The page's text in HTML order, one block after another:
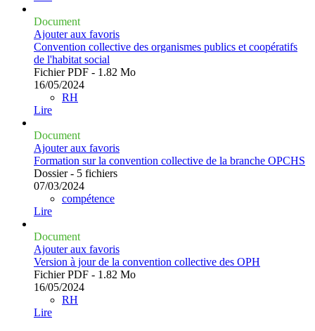
Document
Ajouter aux favoris
Convention collective des organismes publics et coopératifs
de l'habitat social
Fichier PDF - 1.82 Mo
16/05/2024
RH
Lire
Document
Ajouter aux favoris
Formation sur la convention collective de la branche OPCHS
Dossier - 5 fichiers
07/03/2024
compétence
Lire
Document
Ajouter aux favoris
Version à jour de la convention collective des OPH
Fichier PDF - 1.82 Mo
16/05/2024
RH
Lire